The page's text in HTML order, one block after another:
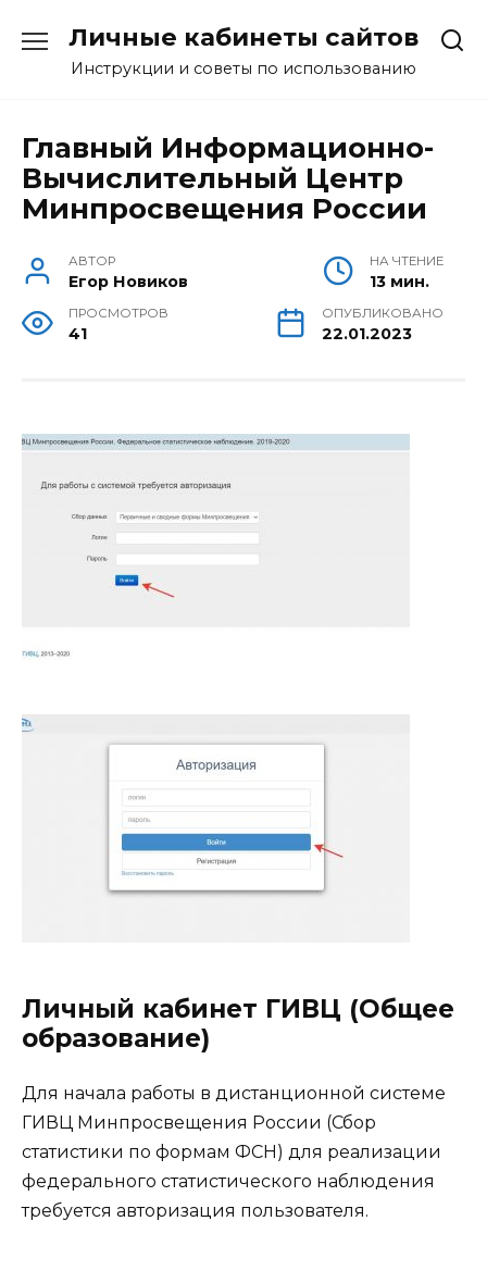
содержанию
Личные кабинеты сайтов
Инструкции и советы по использованию
Главный Информационно-
Вычислительный Центр
Минпросвещения России
АВТОР
Егор Новиков
НА ЧТЕНИЕ
13 мин.
ПРОСМОТРОВ
41
ОПУБЛИКОВАНО
22.01.2023
Личный кабинет ГИВЦ (Общее
образование)
Для начала работы в дистанционной системе
ГИВЦ Минпросвещения России (Сбор
статистики по формам ФСН) для реализации
федерального статистического наблюдения
требуется авторизация пользователя.